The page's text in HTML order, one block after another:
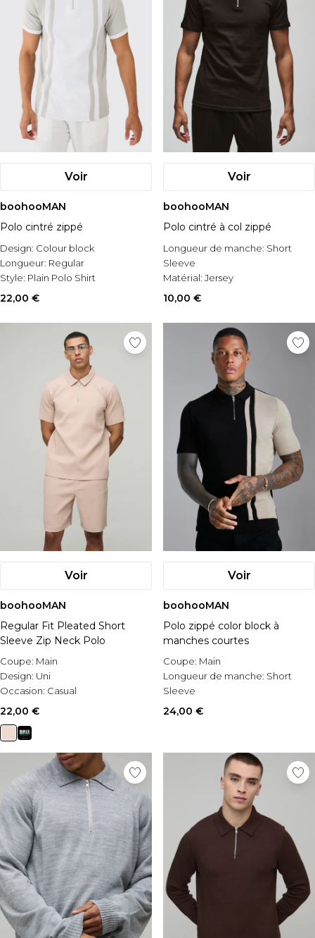
Voir
boohooMAN
Polo cintré zippé
Design: Colour block
Longueur: Regular
Style: Plain Polo Shirt
22,00 €
Voir
boohooMAN
Polo cintré à col zippé
Longueur de manche: Short
Sleeve
Matérial: Jersey
Style:
Basic Polo Shirt
10,00 €
Voir
boohooMAN
Regular Fit Pleated Short
Sleeve Zip Neck Polo
Coupe: Main
Design: Uni
Occasion: Casual
22,00 €
Voir
boohooMAN
Polo zippé color block à
manches courtes
Coupe: Main
Longueur de manche: Short
Sleeve
Occasion:
24,00 €